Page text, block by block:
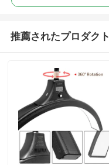
推薦されたプロダクト